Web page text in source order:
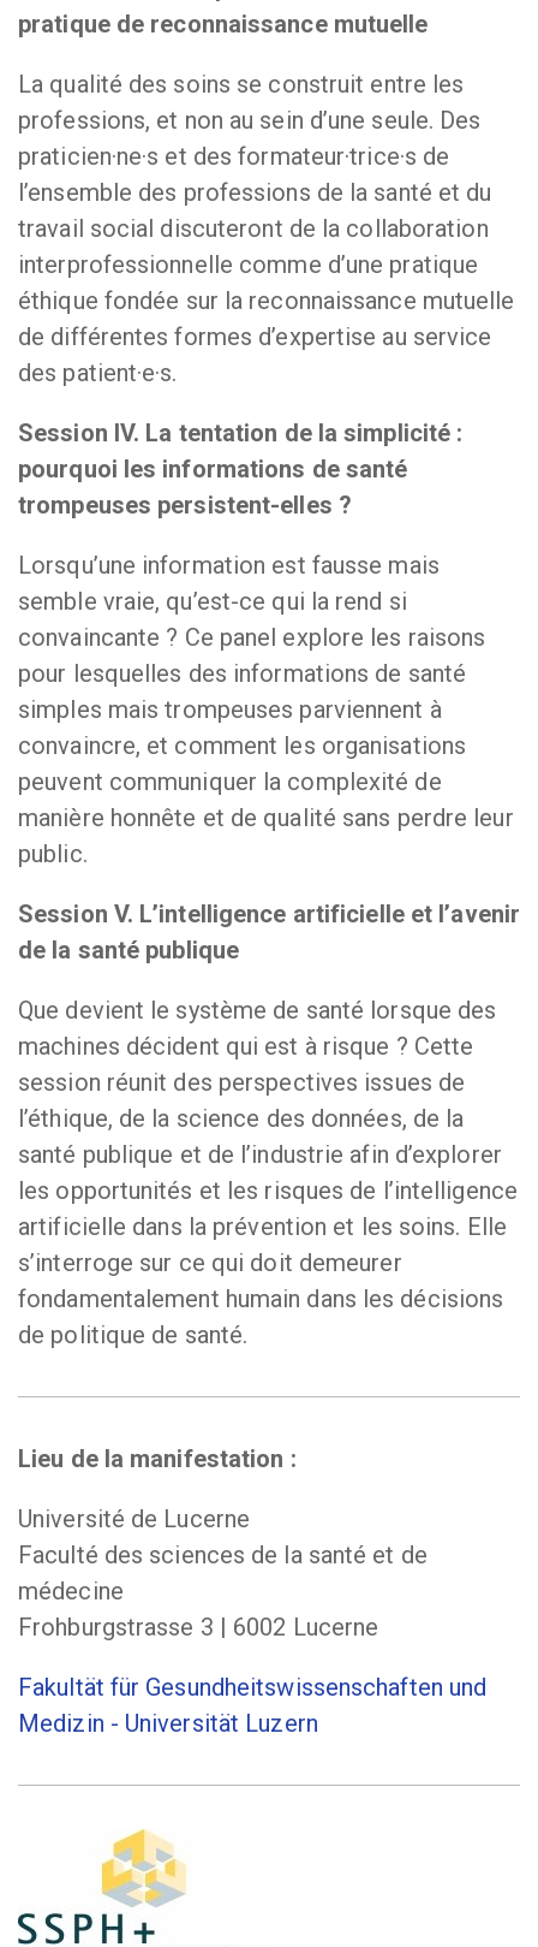
pratique de reconnaissance mutuelle
La qualité des soins se construit entre les
professions, et non au sein d’une seule. Des
praticien·ne·s et des formateur·trice·s de
l’ensemble des professions de la santé et du
travail social discuteront de la collaboration
interprofessionnelle comme d’une pratique
éthique fondée sur la reconnaissance mutuelle
de différentes formes d’expertise au service
des patient·e·s.
Session IV. La tentation de la simplicité :
pourquoi les informations de santé
trompeuses persistent-elles ?
Lorsqu’une information est fausse mais
semble vraie, qu’est-ce qui la rend si
convaincante ? Ce panel explore les raisons
pour lesquelles des informations de santé
simples mais trompeuses parviennent à
convaincre, et comment les organisations
peuvent communiquer la complexité de
manière honnête et de qualité sans perdre leur
public.
Session V. L’intelligence artificielle et l’avenir
de la santé publique
Que devient le système de santé lorsque des
machines décident qui est à risque ? Cette
session réunit des perspectives issues de
l’éthique, de la science des données, de la
santé publique et de l’industrie afin d’explorer
les opportunités et les risques de l’intelligence
artificielle dans la prévention et les soins. Elle
s’interroge sur ce qui doit demeurer
fondamentalement humain dans les décisions
de politique de santé.
Lieu de la manifestation :
Université de Lucerne
Faculté des sciences de la santé et de
médecine
Frohburgstrasse 3 | 6002 Lucerne
Fakultät für Gesundheits­­wissenschaften und
Medizin - Universität Luzern